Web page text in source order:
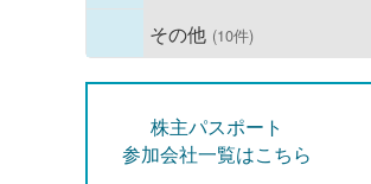
その他 (10件)
株主パスポート
参加会社一覧はこちら